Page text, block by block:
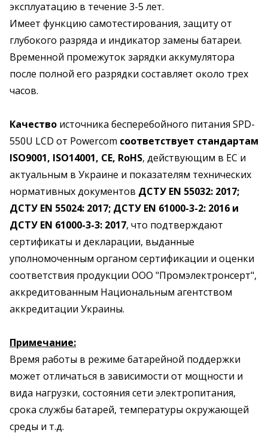
эксплуатацию в течение 3-5 лет.
Имеет функцию самотестирования, защиту от
глубокого разряда и индикатор замены батареи.
Временной промежуток зарядки аккумулятора
после полной его разрядки составляет около трех
часов.
Качество источника бесперебойного питания SPD-
550U LCD от Powercom соответствует стандартам
ISO9001, ISO14001, CE, RoHS, действующим в ЕС и
актуальным в Украине и показателям технических
нормативных документов ДСТУ EN 55032: 2017;
ДСТУ EN 55024: 2017; ДСТУ EN 61000-3-2: 2016 и
ДСТУ EN 61000-3-3: 2017, что подтверждают
сертификаты и декларации, выданные
уполномоченным органом сертификации и оценки
соответствия продукции ООО "Промэлектронсерт",
аккредитованным Национальным агентством
аккредитации Украины.
Примечание:
Время работы в режиме батарейной поддержки
может отличаться в зависимости от мощности и
вида нагрузки, состояния сети электропитания,
срока службы батарей, температуры окружающей
среды и т.д.